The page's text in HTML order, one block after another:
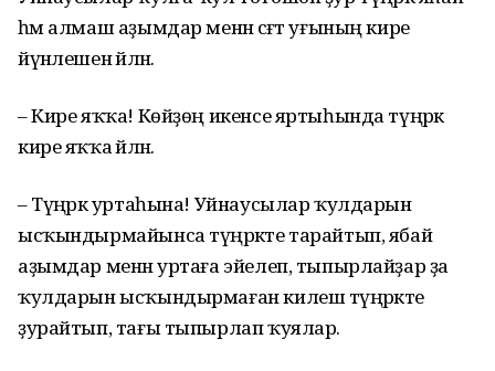
һәм алмаш аҙымдар менән сәғәт уғының кире
йүнәлешенә әйләнә.
– Кире яҡҡа! Көйҙөң икенсе яртыһында түңәрәк
кире яҡҡа әйләнә.
– Түңәрәк уртаһына! Уйнаусылар ҡулдарын
ысҡындырмайынса түңәрәкте тарайтып, ябай
аҙымдар менән уртаға эйелеп, тыпырлайҙар ҙа
ҡулдарын ысҡындырмаған килеш түңәрәкте
ҙурайтып, тағы тыпырлап ҡуялар.